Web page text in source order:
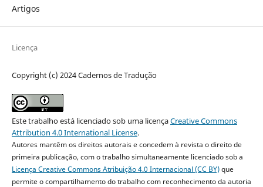
Artigos
Licença
Copyright (c) 2024 Cadernos de Tradução
Este trabalho está licenciado sob uma licençaCreative Commons
Attribution 4.0 International License.
Autores mantêm os direitos autorais e concedem à revista o direito de
primeira publicação, com o trabalho simultaneamente licenciado sob a
Licença Creative Commons Atribuição 4.0 Internacional (CC BY)que
permite o compartilhamento do trabalho com reconhecimento da autoria